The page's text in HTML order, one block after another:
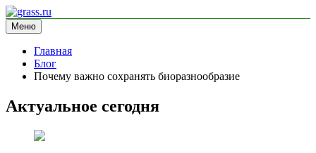
Перейти
к
содержимому
grass.ru
блог про экологию
Меню
Главная
Блог
Почему важно сохранять биоразнообразие
Актуальное сегодня